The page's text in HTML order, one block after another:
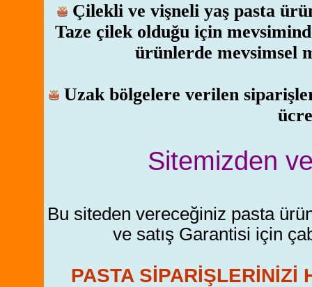
Çilekli ve vişneli yaş pasta
Taze çilek olduğu için
ürünlerde mevsimsel
Uzak bölgelere verilen
Sitemizden
Bu siteden vereceğiniz pasta
ve satış Garantisi için
PASTA SİPARİŞLERİNİZİ